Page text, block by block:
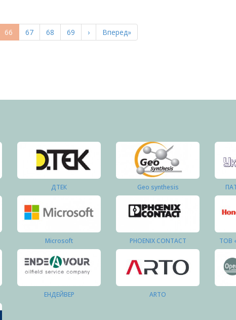
Поточна
сторінка
66 Page
67 Page
68 Page
69
Наступна
сторінка
›
Остання
сторінка
Вперед»
ДТЕК Geo synthesis
Microsoft PHOENIX CONTACT ТОВ
ЕНДЕЙВЕР ARTO